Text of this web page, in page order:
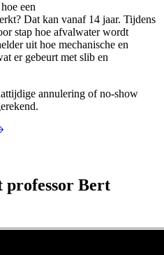
een
Dat kan vanaf 14 jaar. Tijdens
stap hoe afvalwater wordt
uit hoe mechanische en
er gebeurt met slib en
annulering of no-show
professor Bert